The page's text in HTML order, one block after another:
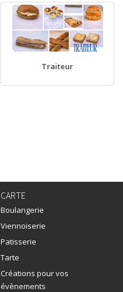
Traiteur
CARTE
Boulangerie
Viennoiserie
Patisserie
Tarte
Créations pour vos
évènements